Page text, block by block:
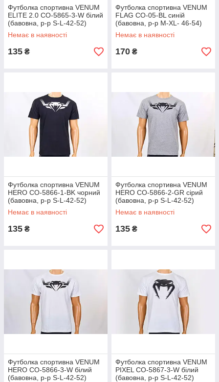
Футболка спортивна VENUM
ELITE 2.0 CO-5865-3-W білий
(бавовна, р-р S-L-42-52)
Немає в наявності
135 ₴
Футболка спортивна VENUM
FLAG CO-05-BL синій
(бавовна, р-р M-XL- 46-54)
Немає в наявності
170 ₴
Футболка спортивна VENUM
HERO CO-5866-1-BK чорний
(бавовна, р-р S-L-42-52)
Немає в наявності
135 ₴
Футболка спортивна VENUM
HERO CO-5866-2-GR сірий
(бавовна, р-р S-L-42-52)
Немає в наявності
135 ₴
Футболка спортивна VENUM
HERO CO-5866-3-W білий
(бавовна, р-р S-L-42-52)
Футболка спортивна VENUM
PIXEL CO-5867-3-W білий
(бавовна, р-р S-L-42-52)